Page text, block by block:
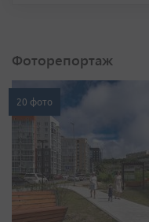
Фоторепортаж
20 фото